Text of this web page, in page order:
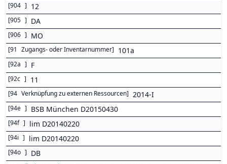
[904 ] 12
[905 ] DA
[906 ] MO
[91 Zugangs- oder Inventarnummer] 101a
[92a ] F
[92c ] 11
[94 Verknüpfung zu externen Ressourcen] 2014-I
[94e ] BSB München D20150430
[94f ] lim D20140220
[94i ] lim D20140220
[94o ] DB